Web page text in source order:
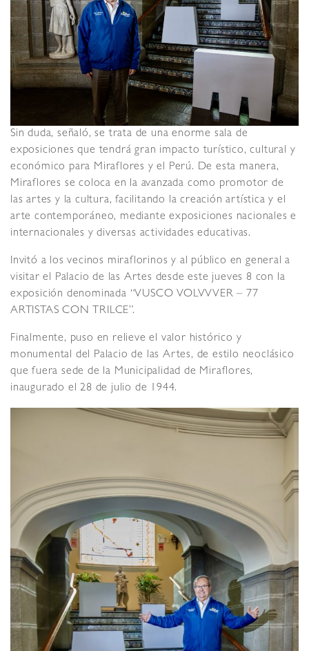
Sin duda, señaló, se trata de una enorme sala de
exposiciones que tendrá gran impacto turístico, cultural y
económico para Miraflores y el Perú. De esta manera,
Miraflores se coloca en la avanzada como promotor de
las artes y la cultura, facilitando la creación artística y el
arte contemporáneo, mediante exposiciones nacionales e
internacionales y diversas actividades educativas.
Invitó a los vecinos miraflorinos y al público en general a
visitar el Palacio de las Artes desde este jueves 8 con la
exposición denominada “VUSCO VOLVVVER – 77
ARTISTAS CON TRILCE”.
Finalmente, puso en relieve el valor histórico y
monumental del Palacio de las Artes, de estilo neoclásico
que fuera sede de la Municipalidad de Miraflores,
inaugurado el 28 de julio de 1944.